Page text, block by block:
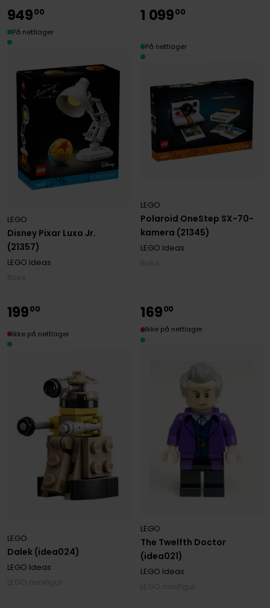
Disney Pixar Luxo Jr.
(21357)
LEGO
LEGO Ideas
94900
På nettlager
Polaroid OneStep SX-70-
kamera (21345)
LEGO
LEGO Ideas
1 09900
På nettlager
Dalek (idea024)
LEGO
LEGO Ideas
19900
Ikke på nettlager
The Twelfth Doctor
(idea021)
LEGO
LEGO Ideas
16900
Ikke på nettlager